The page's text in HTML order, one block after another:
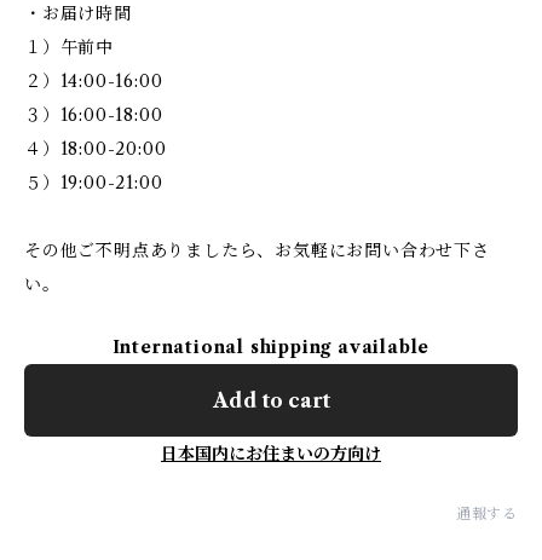
・お届け時間
１）午前中
２）14:00-16:00
３）16:00-18:00
４）18:00-20:00
５）19:00-21:00
その他ご不明点ありましたら、お気軽にお問い合わせ下さ
い。
International shipping available
Add to cart
日本国内にお住まいの方向け
通報する